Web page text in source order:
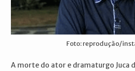
Foto: reprodução/
A morte do ator e dramaturgo Juca